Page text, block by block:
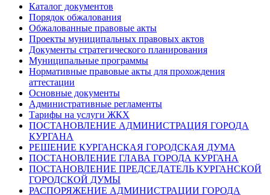
Каталог документов
Порядок обжалования
Обжалованные правовые акты
Проекты муниципальных правовых актов
Документы стратегического планирования
Муниципальные программы
Нормативные правовые акты для прохождения
аттестации
Основные документы
Административные регламенты
Тарифы на услуги ЖКХ
ПОСТАНОВЛЕНИЕ АДМИНИСТРАЦИЯ ГОРОДА
КУРГАНА
РЕШЕНИЕ КУРГАНСКАЯ ГОРОДСКАЯ ДУМА
ПОСТАНОВЛЕНИЕ ГЛАВА ГОРОДА КУРГАНА
ПОСТАНОВЛЕНИЕ ПРЕДСЕДАТЕЛЬ КУРГАНСКОЙ
ГОРОДСКОЙ ДУМЫ
РАСПОРЯЖЕНИЕ АДМИНИСТРАЦИИ ГОРОДА